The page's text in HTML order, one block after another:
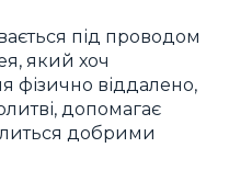
під проводом
який хоч
фізично віддалено,
допомагає
добрими